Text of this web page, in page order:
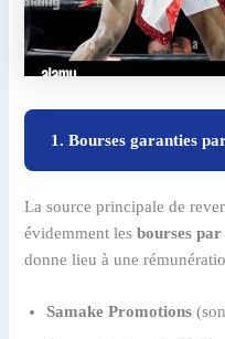
1. Bourses garanties
La source principale de
évidemment lesbourses
donne lieu à une
Samake Promotions